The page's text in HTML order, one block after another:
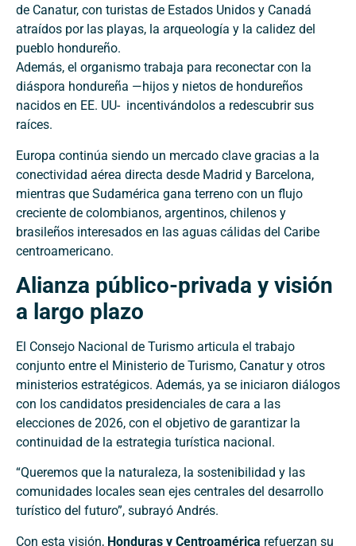
de Canatur, con turistas de Estados Unidos y Canadá
atraídos por las playas, la arqueología y la calidez del
pueblo hondureño.
Además, el organismo trabaja para reconectar con la
diáspora hondureña —hijos y nietos de hondureños
nacidos en EE. UU- incentivándolos a redescubrir sus
raíces.
Europa continúa siendo un mercado clave gracias a la
conectividad aérea directa desde Madrid y Barcelona,
mientras que Sudamérica gana terreno con un flujo
creciente de colombianos, argentinos, chilenos y
brasileños interesados en las aguas cálidas del Caribe
centroamericano.
Alianza público-privada y visión
a largo plazo
El Consejo Nacional de Turismo articula el trabajo
conjunto entre el Ministerio de Turismo, Canatur y otros
ministerios estratégicos. Además, ya se iniciaron diálogos
con los candidatos presidenciales de cara a las
elecciones de 2026, con el objetivo de garantizar la
continuidad de la estrategia turística nacional.
“Queremos que la naturaleza, la sostenibilidad y las
comunidades locales sean ejes centrales del desarrollo
turístico del futuro”, subrayó Andrés.
Con esta visión, Honduras y Centroamérica refuerzan su